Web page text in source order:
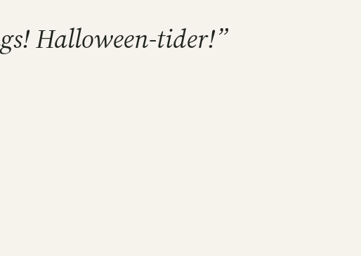
Halloween-tider!”